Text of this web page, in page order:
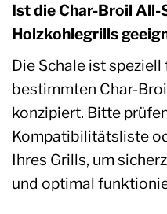
Ist die Char-Broil All-
Holzkohlegrills
Die Schale ist
bestimmten Char-
konzipiert. Bitte
Kompatibilitätsliste
Ihres Grills, um
und optimal